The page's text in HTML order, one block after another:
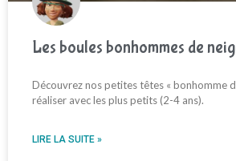
Les boules bonhommes de
Découvrez nos petites têtes « bonhomme
réaliser avec les plus petits (2-4 ans).
LIRE LA SUITE »